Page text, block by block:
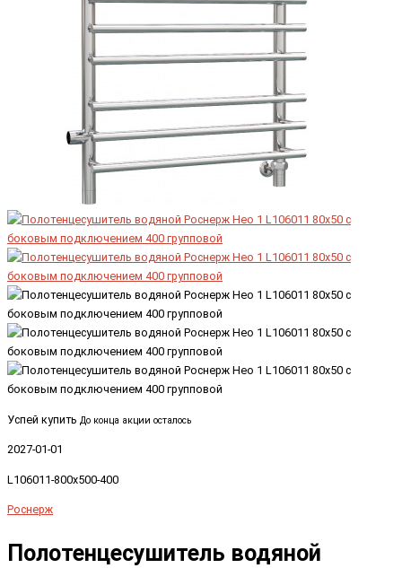
Успей купить До конца акции осталось
2027-01-01
L106011-800x500-400
Роснерж
Полотенцесушитель водяной